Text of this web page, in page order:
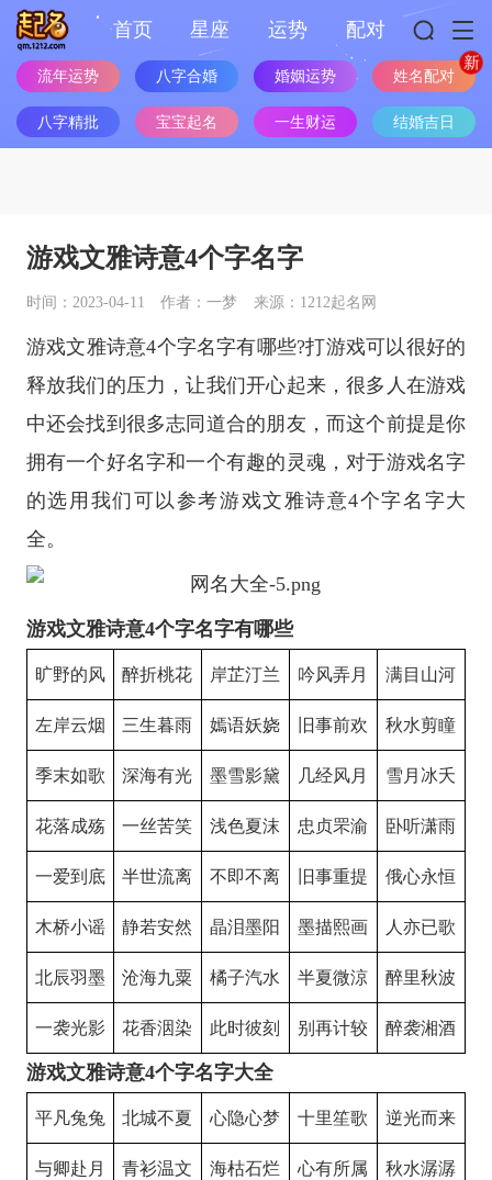
首页 星座 运势 配对
流年运势 八字合婚 婚姻运势 姓名配对
八字精批 宝宝起名 一生财运 结婚吉日
游戏文雅诗意4个字名字
时间：2023-04-11 作者：一梦 来源：1212起名网
游戏文雅诗意4个字名字有哪些?打游戏可以很好的
释放我们的压力，让我们开心起来，很多人在游戏
中还会找到很多志同道合的朋友，而这个前提是你
拥有一个好名字和一个有趣的灵魂，对于游戏名字
的选用我们可以参考游戏文雅诗意4个字名字大
全。
游戏文雅诗意4个字名字有哪些
旷野的风 醉折桃花 岸芷汀兰 吟风弄月 满目山河
左岸云烟 三生暮雨 嫣语妖娆 旧事前欢 秋水剪瞳
季末如歌 深海有光 墨雪影黛 几经风月 雪月冰夭
花落成殇 一丝苦笑 浅色夏沫 忠贞罘渝 卧听潇雨
一爱到底 半世流离 不即不离 旧事重提 俄心永恒
木桥小谣 静若安然 晶泪墨阳 墨描熙画 人亦已歌
北辰羽墨 沧海九粟 橘子汽水 半夏微涼 醉里秋波
一袭光影 花香洇染 此时彼刻 别再计较 醉袭湘酒
游戏文雅诗意4个字名字大全
平凡兔兔 北城不夏 心隐心梦 十里笙歌 逆光而来
与卿赴月 青衫温文 海枯石烂 心有所属 秋水潺潺